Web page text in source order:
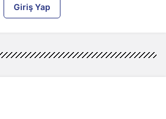
Giriş Yap